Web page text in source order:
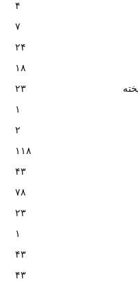
۴
۷
۲۴
۱۸
۲۳
۱
۲
۱۱۸
۴۳
۷۸
۲۳
۱
۴۳
۴۳